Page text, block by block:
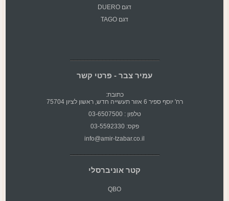
דגם DUERO
דגם TAGO
עמיר צבר - פרטי קשר
כתובת:
רח' יוסף ספיר 6 אזור תעשייה חדש, ראשון לציון 75704
טלפון : 03-6507500
פקס: 03-5592330
info@amir-tzabar.co.il
קטר אוניברסלי
QBO